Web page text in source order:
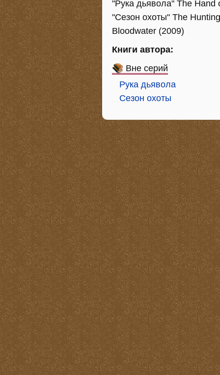
"Рука дьявола" The Hand
"Сезон охоты" The
Bloodwater (2009)
Книги автора:
Вне серий
Рука дьявола
Сезон охоты